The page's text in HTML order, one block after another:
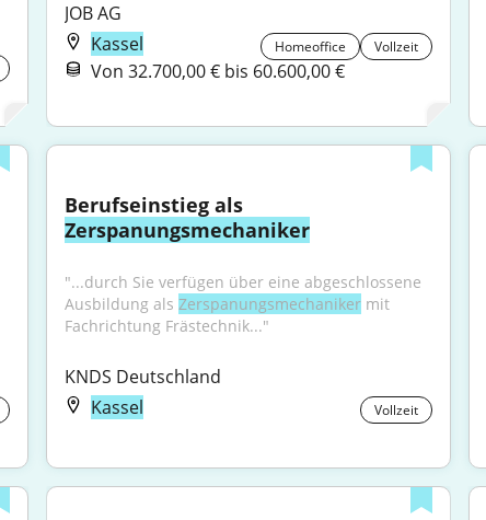
JOB AG
Kassel
Homeoffice Vollzeit
Von 32.700,00 € bis 60.600,00 €
Zerspanungsmechaniker
"...durch Sie verfügen über eine abgeschlossene
Ausbildung als Zerspanungsmechaniker mit
Fachrichtung Frästechnik..."
KNDS Deutschland
Kassel
Vollzeit